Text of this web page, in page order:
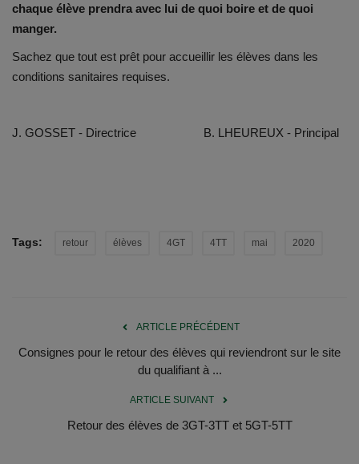
chaque élève prendra avec lui de quoi boire et de quoi
manger.
Sachez que tout est prêt pour accueillir les élèves dans les
conditions sanitaires requises.
J. GOSSET - Directrice B. LHEUREUX - Principal
Tags: retour élèves 4GT 4TT mai 2020
ARTICLE PRÉCÉDENT
Consignes pour le retour des élèves qui reviendront sur le site
du qualifiant à ...
ARTICLE SUIVANT
Retour des élèves de 3GT-3TT et 5GT-5TT